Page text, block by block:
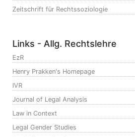
Zeitschrift für Rechtssoziologie
Links - Allg. Rechtslehre
EzR
Henry Prakken's Homepage
IVR
Journal of Legal Analysis
Law in Context
Legal Gender Studies